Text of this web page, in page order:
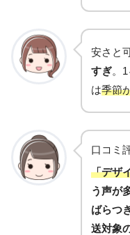
安さと
すぎ。
は季節
口コミ
「デザ
う声が
ばらつ
送対象